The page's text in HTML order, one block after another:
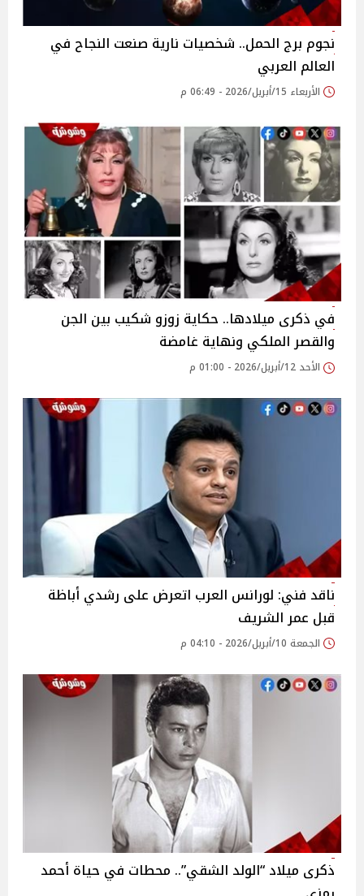
نجوم برج الحمل.. شخصيات نارية صنعت النجاح في
العالم العربي
الأربعاء 15/أبريل/2026 - 06:49 م
في ذكرى ميلادها.. حكاية زوزو شكيب بين الجن
والقصر الملكي ونهاية غامضة
الأحد 12/أبريل/2026 - 01:00 م
ناقد فني: لورانس العرب اتعرض على رشدي أباظة
قبل عمر الشريف
الجمعة 10/أبريل/2026 - 04:10 م
ذكرى ميلاد “الولد الشقي”.. محطات في حياة أحمد